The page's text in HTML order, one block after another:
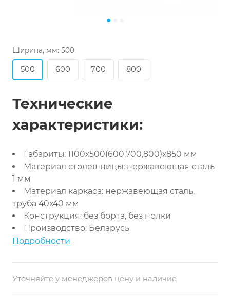
Ширина, мм: 500
500 600 700 800
Технические
характеристики:
Габариты: 1100х500(600,700,800)х850 мм
Материал столешницы: нержавеющая сталь
1 мм
Материал каркаса: нержавеющая сталь,
труба 40х40 мм
Конструкция: без борта, без полки
Производство: Беларусь
Подробности
Уточняйте у менеджеров цену и наличие